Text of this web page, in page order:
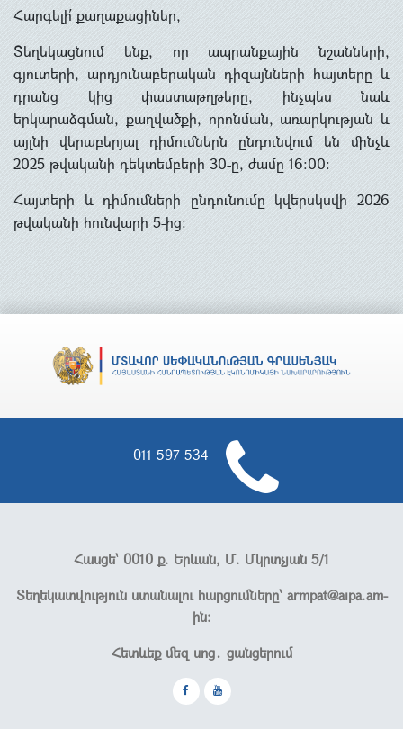
Հարգելի՛ քաղաքացիներ,
Տեղեկացնում ենք, որ ապրանքային նշանների,
գյուտերի, արդյունաբերական դիզայնների հայտերը և
դրանց կից փաստաթղթերը, ինչպես նաև
երկարաձգման, քաղվածքի, որոնման, առարկության և
այլնի վերաբերյալ դիմումներն ընդունվում են մինչև
2025 թվականի դեկտեմբերի 30-ը, ժամը 16:00:
Հայտերի և դիմումների ընդունումը կվերսկսվի 2026
թվականի հունվարի 5-ից:
011 597 534
Հասցե՝ 0010 ք. Երևան, Մ. Մկրտչյան 5/1
Տեղեկատվություն ստանալու հարցումները՝ armpat@aipa.am-
ին։
Հետևեք մեզ սոց․ ցանցերում